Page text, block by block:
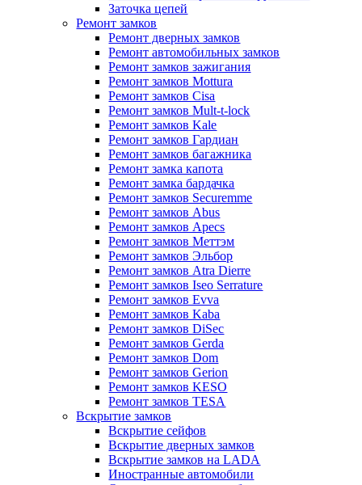
Заточка цепей
Ремонт замков
Ремонт дверных замков
Ремонт автомобильных замков
Ремонт замков зажигания
Ремонт замков Mottura
Ремонт замков Cisa
Ремонт замков Mult-t-lock
Ремонт замков Kale
Ремонт замков Гардиан
Ремонт замков багажника
Ремонт замка капота
Ремонт замка бардачка
Ремонт замков Securemme
Ремонт замков Abus
Ремонт замков Apecs
Ремонт замков Меттэм
Ремонт замков Эльбор
Ремонт замков Atra Dierre
Ремонт замков Iseo Serrature
Ремонт замков Evva
Ремонт замков Kaba
Ремонт замков DiSec
Ремонт замков Gerda
Ремонт замков Dom
Ремонт замков Gerion
Ремонт замков KESO
Ремонт замков TESA
Вскрытие замков
Вскрытие сейфов
Вскрытие дверных замков
Вскрытие замков на LADA
Иностранные автомобили